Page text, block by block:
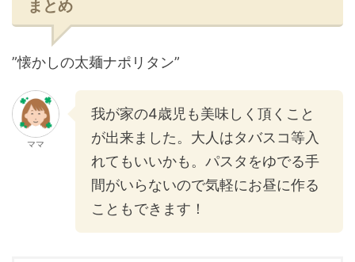
まとめ
”懐かしの太麺ナポリタン”
ママ
我が家の4歳児も美味しく頂くこと
が出来ました。大人はタバスコ等入
れてもいいかも。パスタをゆでる手
間がいらないので気軽にお昼に作る
こともできます！